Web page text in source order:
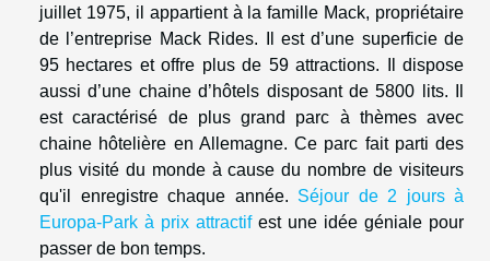
juillet 1975, il appartient à la famille Mack, propriétaire
de l’entreprise Mack Rides. Il est d’une superficie de
95 hectares et offre plus de 59 attractions. Il dispose
aussi d’une chaine d’hôtels disposant de 5800 lits. Il
est caractérisé de plus grand parc à thèmes avec
chaine hôtelière en Allemagne. Ce parc fait parti des
plus visité du monde à cause du nombre de visiteurs
qu'il enregistre chaque année. Séjour de 2 jours à
Europa-Park à prix attractifest une idée géniale pour
passer de bon temps.